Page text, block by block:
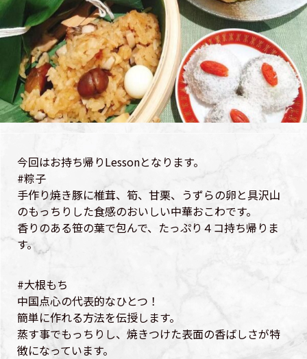
今回はお持ち帰りLessonとなります。
#粽子
手作り焼き豚に椎茸、筍、甘栗、うずらの卵と具沢山
のもっちりした食感のおいしい中華おこわです。
香りのある笹の葉で包んで、たっぷり４コ持ち帰りま
す。
#大根もち
中国点心の代表的なひとつ！
簡単に作れる方法を伝授します。
蒸す事でもっちりし、焼きつけた表面の香ばしさが特
徴になっています。